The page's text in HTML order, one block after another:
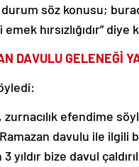
söz konusu;
hırsızlığıdır” diye
DAVULU GELENEĞİ
zurnacılık efendime
davulu ile ilgili
yıldır bize davul